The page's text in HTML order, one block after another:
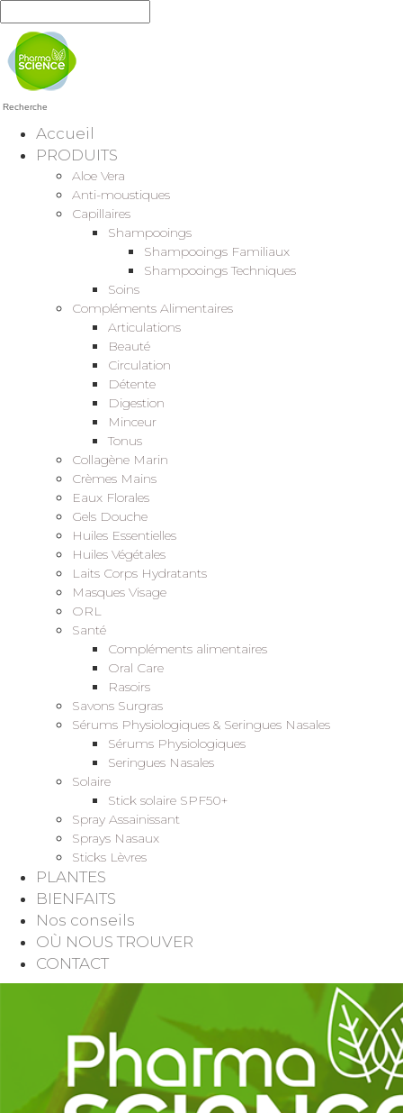
Recherche
Accueil
PRODUITS
Aloe Vera
Anti-moustiques
Capillaires
Shampooings
Shampooings Familiaux
Shampooings Techniques
Soins
Compléments Alimentaires
Articulations
Beauté
Circulation
Détente
Digestion
Minceur
Tonus
Collagène Marin
Crèmes Mains
Eaux Florales
Gels Douche
Huiles Essentielles
Huiles Végétales
Laits Corps Hydratants
Masques Visage
ORL
Santé
Compléments alimentaires
Oral Care
Rasoirs
Savons Surgras
Sérums Physiologiques & Seringues Nasales
Sérums Physiologiques
Seringues Nasales
Solaire
Stick solaire SPF50+
Spray Assainissant
Sprays Nasaux
Sticks Lèvres
PLANTES
BIENFAITS
Nos conseils
OÙ NOUS TROUVER
CONTACT